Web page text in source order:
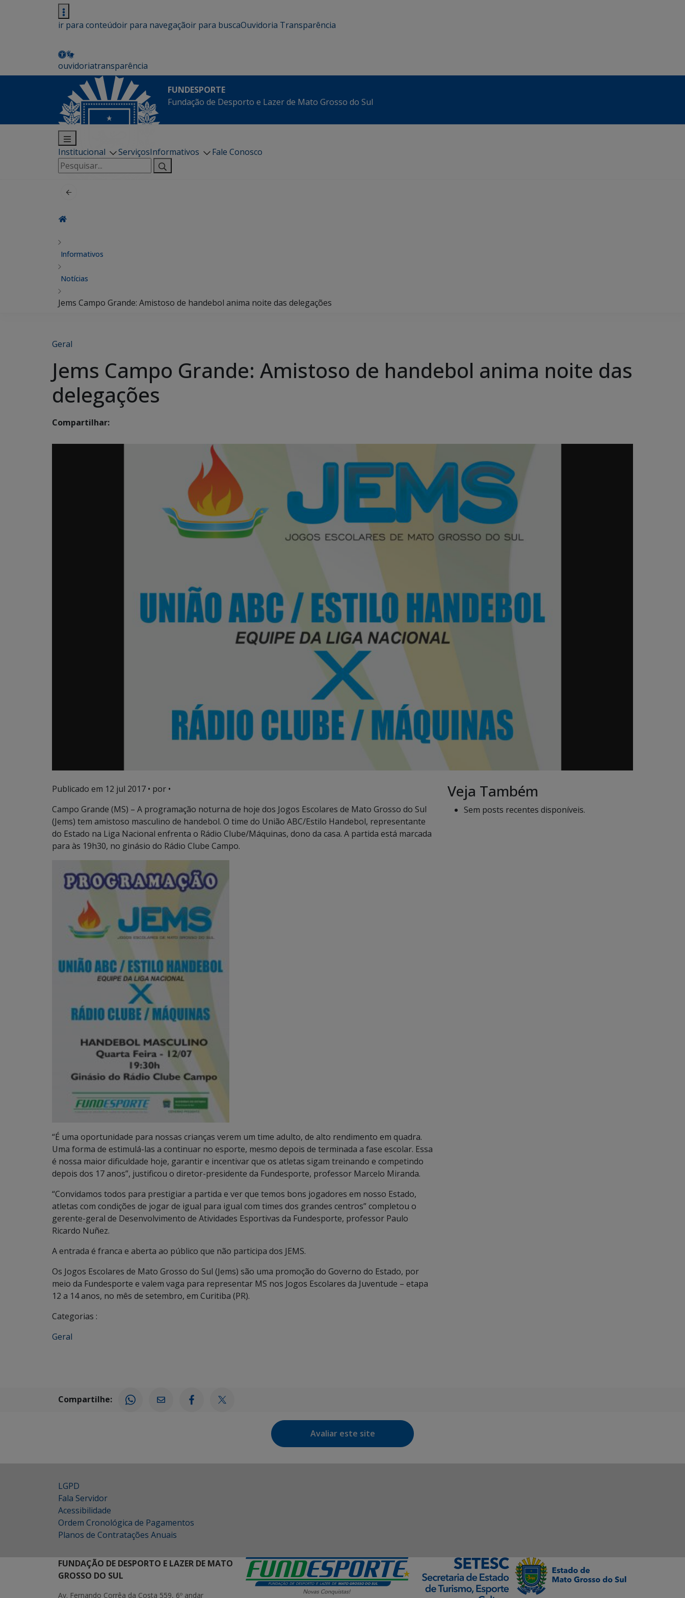
ir para conteúdoir para navegaçãoir para buscaOuvidoria Transparência
ouvidoriatransparência
FUNDESPORTE
Fundação de Desporto e Lazer de Mato Grosso do Sul
Institucional ServiçosInformativos
Fale Conosco
Pesquisar
por:
Informativos
Notícias
Jems Campo Grande: Amistoso de handebol anima noite das delegações
Geral
Jems Campo Grande: Amistoso de handebol anima noite das
delegações
Compartilhar:
Publicado em 12 jul 2017 • por •
Campo Grande (MS) – A programação noturna de hoje dos Jogos Escolares de Mato Grosso do Sul
(Jems) tem amistoso masculino de handebol. O time do União ABC/Estilo Handebol, representante
do Estado na Liga Nacional enfrenta o Rádio Clube/Máquinas, dono da casa. A partida está marcada
para às 19h30, no ginásio do Rádio Clube Campo.
“É uma oportunidade para nossas crianças verem um time adulto, de alto rendimento em quadra.
Uma forma de estimulá-las a continuar no esporte, mesmo depois de terminada a fase escolar. Essa
é nossa maior dificuldade hoje, garantir e incentivar que os atletas sigam treinando e competindo
depois dos 17 anos”, justificou o diretor-presidente da Fundesporte, professor Marcelo Miranda.
“Convidamos todos para prestigiar a partida e ver que temos bons jogadores em nosso Estado,
atletas com condições de jogar de igual para igual com times dos grandes centros” completou o
gerente-geral de Desenvolvimento de Atividades Esportivas da Fundesporte, professor Paulo
Ricardo Nuñez.
A entrada é franca e aberta ao público que não participa dos JEMS.
Os Jogos Escolares de Mato Grosso do Sul (Jems) são uma promoção do Governo do Estado, por
meio da Fundesporte e valem vaga para representar MS nos Jogos Escolares da Juventude – etapa
12 a 14 anos, no mês de setembro, em Curitiba (PR).
Categorias :
Geral
Veja Também
Sem posts recentes disponíveis.
Compartilhe:
Avaliar este site
LGPD
Fala Servidor
Acessibilidade
Ordem Cronológica de Pagamentos
Planos de Contratações Anuais
FUNDAÇÃO DE DESPORTO E LAZER DE MATO
GROSSO DO SUL
Av. Fernando Corrêa da Costa 559, 6º andar